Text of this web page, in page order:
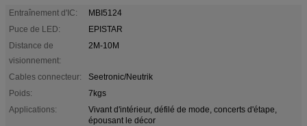
Entraînement d'IC:
MBI5124
Puce de LED:
EPISTAR
Distance de
visionnement:
2M-10M
Cables connecteur:
Seetronic/Neutrik
Poids:
7kgs
Applications:
Vivant d'intérieur, défilé de mode, concerts d'étape,
épousant le décor